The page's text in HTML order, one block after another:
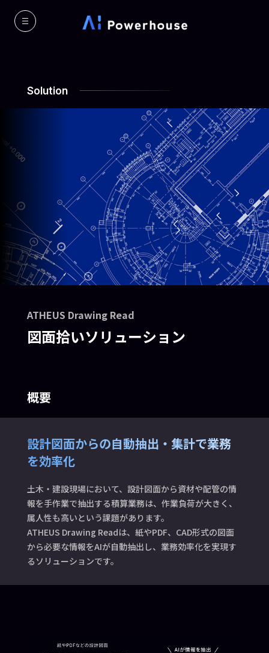
Solution
ATHEUS Drawing Read
図面拾いソリューション
概要
設計図面からの自動抽出・集計で業務
を効率化
土木・建設現場において、設計図面から資材や配管の情
報を手作業で抽出する積算業務は、作業負荷が大きく、
属人性も高いという課題があります。
ATHEUS Drawing Readは、紙やPDF、CAD形式の図面
から必要な情報をAIが自動抽出し、業務効率化を実現す
るソリューションです。